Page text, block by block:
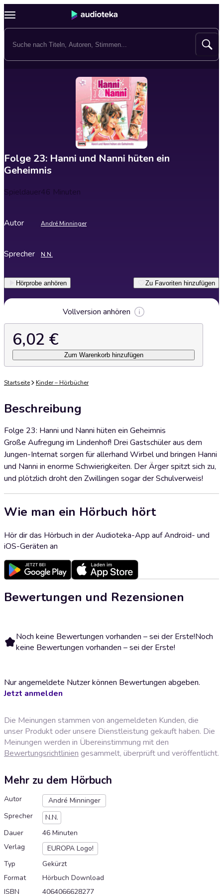
Folge 23: Hanni und Nanni hüten ein
Geheimnis
Spieldauer46 Minuten
Autor André Minninger
Sprecher N.N.
Hörprobe anhören Zu Favoriten hinzufügen
Vollversion anhören
6,02 €
Zum Warenkorb hinzufügen
Startseite Kinder – Hörbücher
Beschreibung
Folge 23: Hanni und Nanni hüten ein Geheimnis
Große Aufregung im Lindenhof! Drei Gastschüler aus dem
Jungen-Internat sorgen für allerhand Wirbel und bringen Hanni
und Nanni in enorme Schwierigkeiten. Der Ärger spitzt sich zu,
und plötzlich droht den Zwillingen sogar der Schulverweis!
Wie man ein Hörbuch hört
Hör dir das Hörbuch in der Audioteka-App auf Android- und
iOS-Geräten an
Bewertungen und Rezensionen
Noch keine Bewertungen vorhanden – sei der Erste!Noch
keine Bewertungen vorhanden – sei der Erste!
Nur angemeldete Nutzer können Bewertungen abgeben.
Jetzt anmelden
Die Meinungen stammen von angemeldeten Kunden, die
unser Produkt oder unsere Dienstleistung gekauft haben. Die
Meinungen werden in Übereinstimmung mit den
Bewertungsrichtlinien gesammelt, überprüft und veröffentlicht.
Mehr zu dem Hörbuch
Autor
André Minninger
Sprecher
N.N.
Dauer
46 Minuten
Verlag
EUROPA Logo!
Typ
Gekürzt
Format
Hörbuch Download
ISBN
4064066628277